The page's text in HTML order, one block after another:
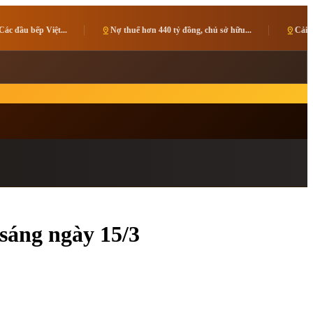
pin_dropNợ thuế hơn 440 tỷ đồng, chủ sở hữu... pin_dropCải thiện môi trường đầu
ngày 15/3